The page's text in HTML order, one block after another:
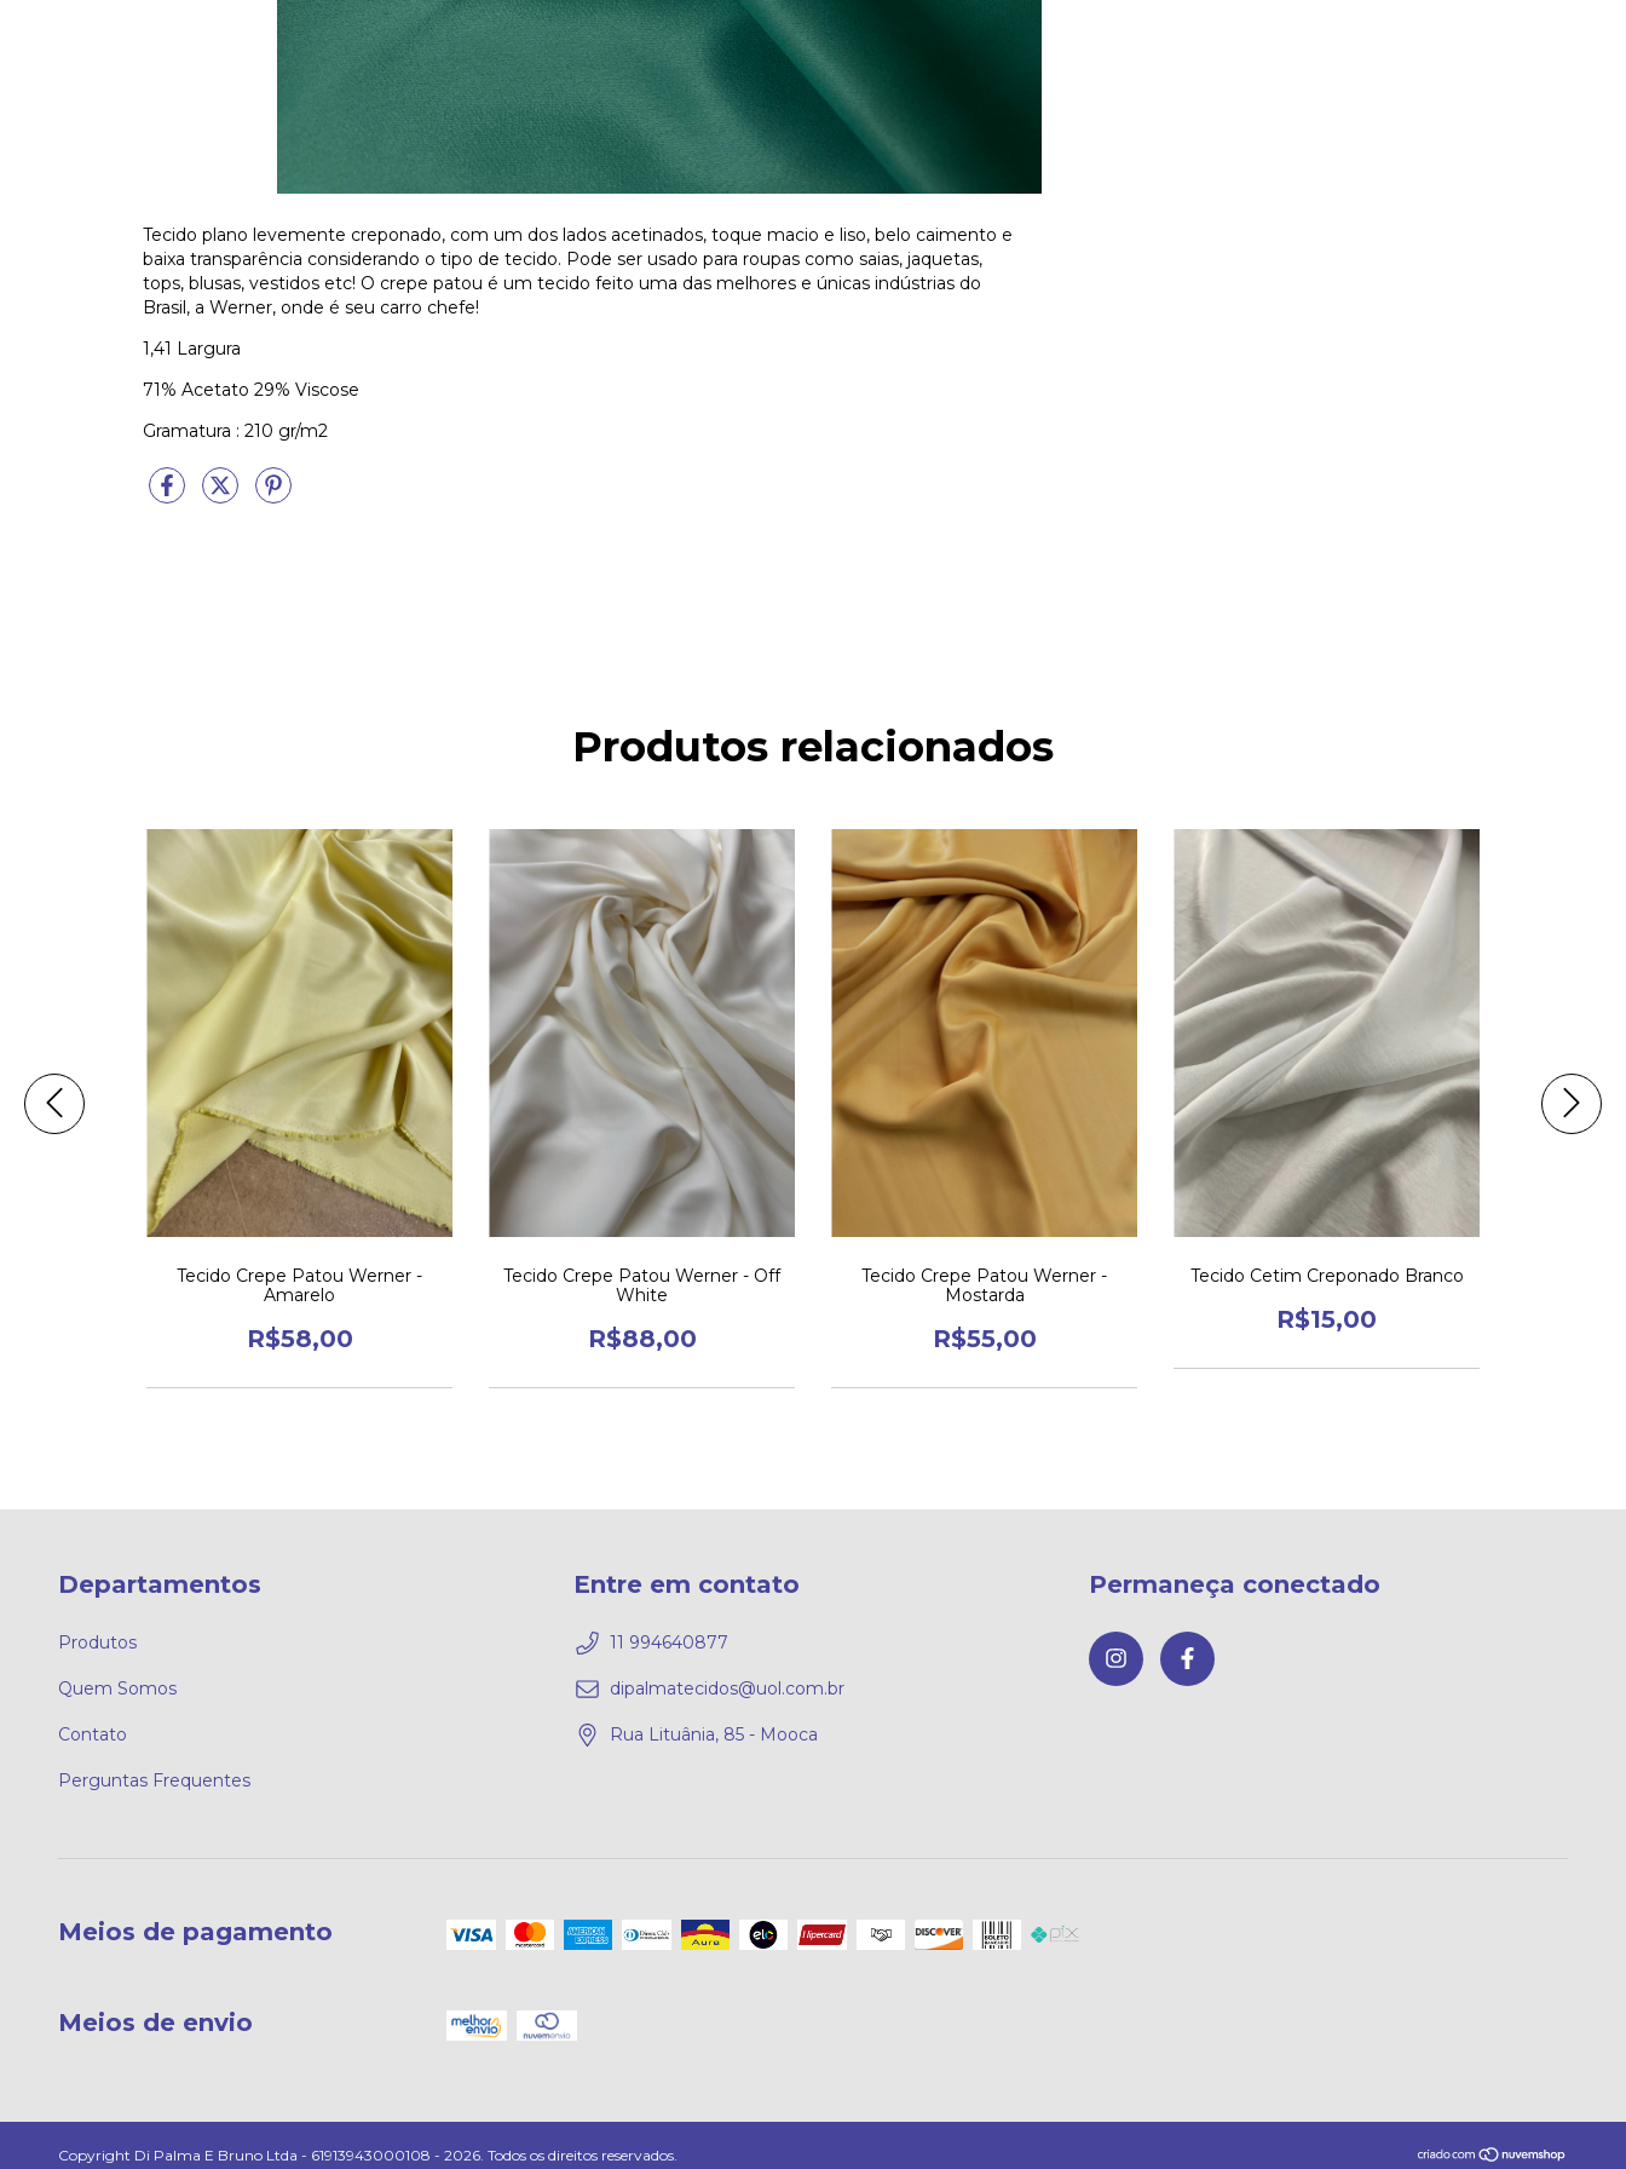
Tecido plano levemente creponado, com um dos lados acetinados, toque macio e liso, belo caimento e
baixa transparência considerando o tipo de tecido. Pode ser usado para roupas como saias, jaquetas,
tops, blusas, vestidos etc! O crepe patou é um tecido feito uma das melhores e únicas indústrias do
Brasil, a Werner, onde é seu carro chefe!
1,41 Largura
71% Acetato 29% Viscose
Gramatura : 210 gr/m2
Produtos relacionados
Tecido Crepe Patou Werner -
Amarelo
R$58,00
Tecido Crepe Patou Werner - Off
White
R$88,00
Tecido Crepe Patou Werner -
Mostarda
R$55,00
Tecido Cetim Creponado Branco
R$15,00
Departamentos
Produtos
Quem Somos
Contato
Perguntas Frequentes
Entre em contato
11 994640877
dipalmatecidos@uol.com.br
Rua Lituânia, 85 - Mooca
Permaneça conectado
Meios de pagamento
Meios de envio
Copyright Di Palma E Bruno Ltda - 61913943000108 - 2026. Todos os direitos reservados.